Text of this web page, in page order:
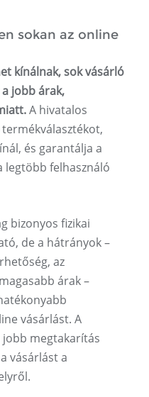
sokan az online
kínálnak, sok vásárló
jobb árak,
A hivatalos
és garantálja a
legtöbb felhasználó
bizonyos fizikai
de a hátrányok –
az
árak –
vásárlást. A
megtakarítás
vásárlást a